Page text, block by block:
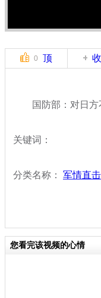
0 顶
国防部：对日方
关键词：
分类名称： 军情直击
您看完该视频的心情